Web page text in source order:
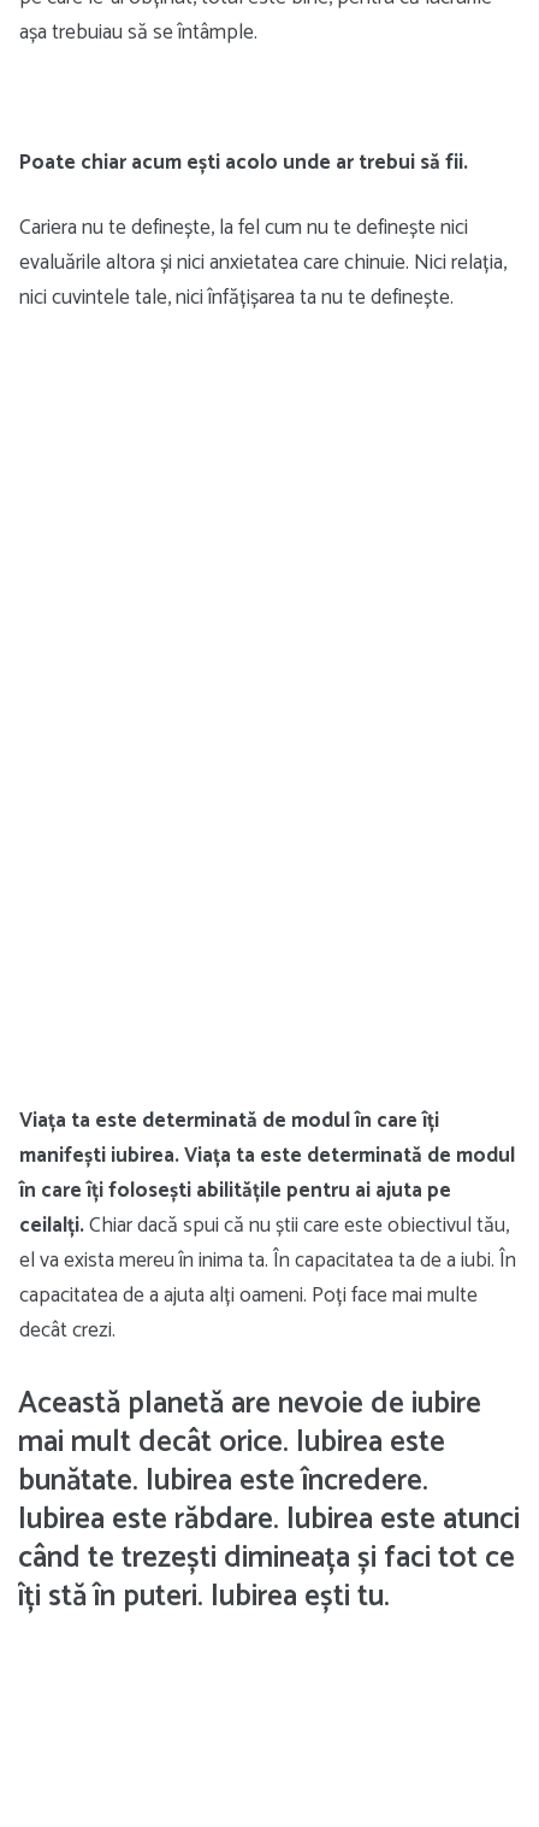
așa trebuiau să se întâmple.
Poate chiar acum ești acolo unde ar trebui să fii.
Cariera nu te definește, la fel cum nu te definește nici
evaluările altora și nici anxietatea care chinuie. Nici relația,
nici cuvintele tale, nici înfățișarea ta nu te definește.
Viața ta este determinată de modul în care îți
manifești iubirea. Viața ta este determinată de modul
în care îți folosești abilitățile pentru ai ajuta pe
ceilalți.Chiar dacă spui că nu știi care este obiectivul tău,
el va exista mereu în inima ta. În capacitatea ta de a iubi. În
capacitatea de a ajuta alți oameni. Poți face mai multe
decât crezi.
Această planetă are nevoie de iubire
mai mult decât orice. Iubirea este
bunătate. Iubirea este încredere.
Iubirea este răbdare. Iubirea este atunci
când te trezești dimineața și faci tot ce
îți stă în puteri. Iubirea ești tu.